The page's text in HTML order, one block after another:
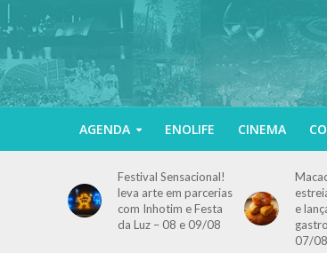
AGENDA ENOLIFE CINEMA
Festival Sensacional!
leva arte em parcerias
com Inhotim e Festa
da Luz – 08 e 09/08
e
07/